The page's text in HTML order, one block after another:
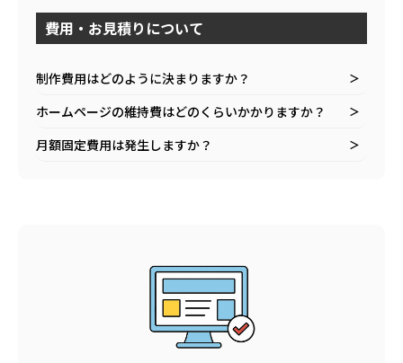
費用・お見積りについて
制作費用はどのように決まりますか？ ＞
ホームページの維持費はどのくらいかかりますか？ ＞
月額固定費用は発生しますか？ ＞